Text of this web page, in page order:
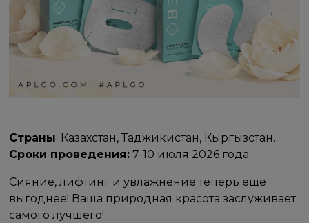
Страны: Казахстан, Таджикистан, Кыргызстан.
Сроки проведения: 7-10 июля 2026 года.
Сияние, лифтинг и увлажнение теперь еще
выгоднее! Ваша природная красота заслуживает
самого лучшего!